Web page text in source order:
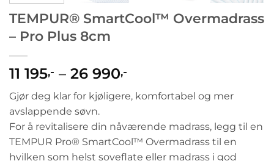
TEMPUR® SmartCool™ Overmadrass
– Pro Plus 8cm
11 195,- – 26 990,-
195,-
26
990,-
Gjør deg klar for kjøligere, komfortabel og mer
avslappende søvn.
For å revitalisere din nåværende madrass, legg til en
TEMPUR Pro® SmartCool™ Overmadrass til en
hvilken som helst soveflate eller madrass i god